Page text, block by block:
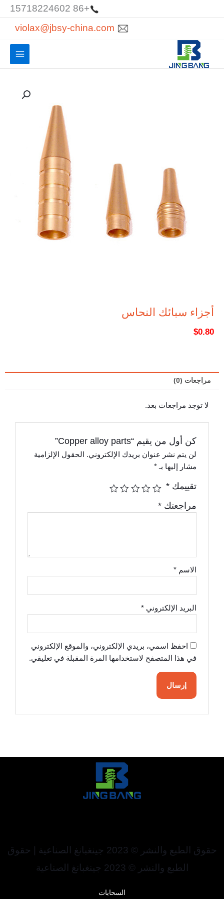
+86 15718224602
violax@jbsy-china.com
أجزاء سبائك النحاس
$0.80
مراجعات (0)
لا توجد مراجعات بعد.
كن أول من يقيم “Copper alloy parts”
لن يتم نشر عنوان بريدك الإلكتروني.
الحقول الإلزامية
مشار إليها بـ*
تقييمك*
مراجعتك*
الاسم*
البريد الإلكتروني*
احفظ اسمي، بريدي الإلكتروني، والموقع الإلكتروني
في هذا المتصفح لاستخدامها المرة المقبلة في تعليقي.
حقوق الطبع والنشر © 2023 جينغبانغ الصناعية | حقوق
الطبع والنشر © 2023 جينغبانغ الصناعية
السحابات